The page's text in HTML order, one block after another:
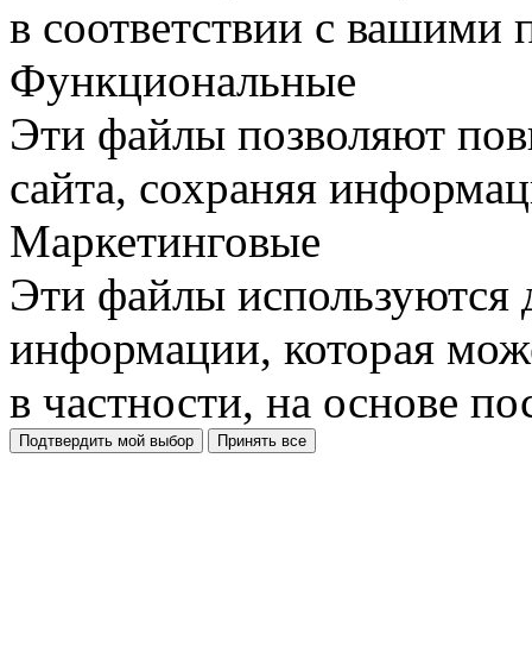
в соответствии с вашими
Функциональные
Эти файлы позволяют
сайта, сохраняя
Маркетинговые
Эти файлы используются
информации, которая
в частности, на основе
Подтвердить мой выбор Принять все